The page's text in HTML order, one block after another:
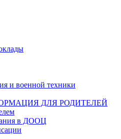
и военной техники
ДЛЯ РОДИТЕЛЕЙ
в ДООЦ